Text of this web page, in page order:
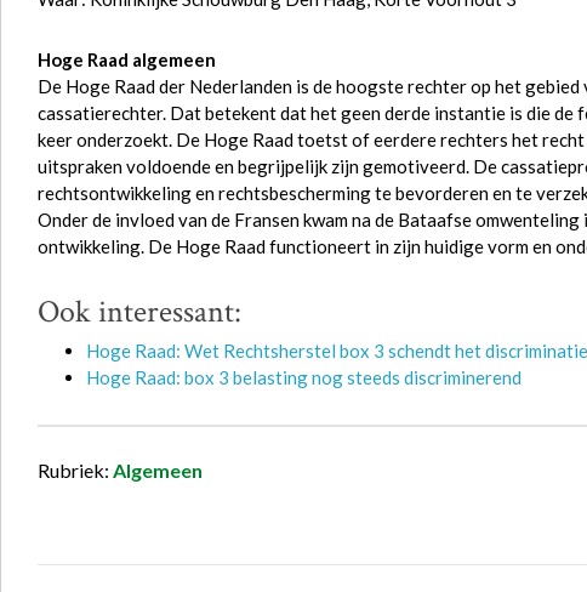
Hoge Raad algemeen
De Hoge Raad der Nederlanden is de hoogste rechter op het
cassatierechter. Dat betekent dat het geen derde instantie is die de
keer onderzoekt. De Hoge Raad toetst of eerdere rechters het
uitspraken voldoende en begrijpelijk zijn gemotiveerd. De
rechtsontwikkeling en rechtsbescherming te bevorderen en te
Onder de invloed van de Fransen kwam na de Bataafse
ontwikkeling. De Hoge Raad functioneert in zijn huidige vorm en
Ook interessant:
Hoge Raad: Wet Rechtsherstel box 3 schendt het
Hoge Raad: box 3 belasting nog steeds discriminerend
Rubriek: Algemeen